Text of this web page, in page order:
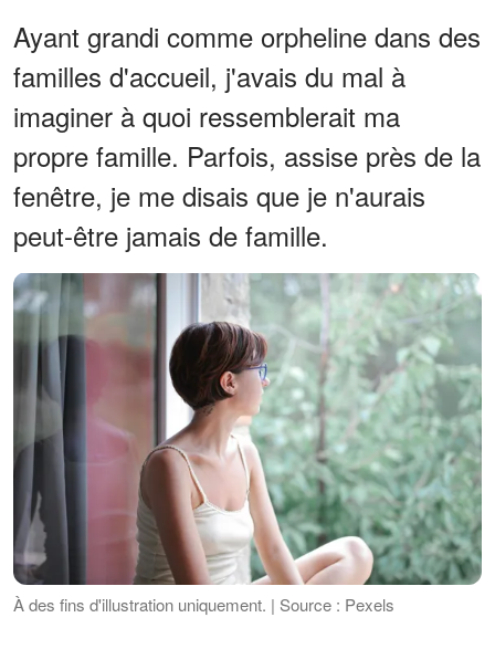
Ayant grandi comme orpheline dans des
familles d'accueil, j'avais du mal à
imaginer à quoi ressemblerait ma
propre famille. Parfois, assise près de la
fenêtre, je me disais que je n'aurais
peut-être jamais de famille.
À des fins d'illustration uniquement. | Source : Pexels